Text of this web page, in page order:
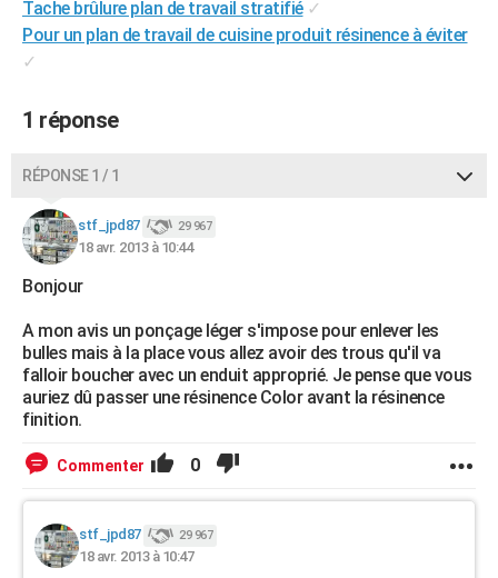
S'inscrire
Se connecter
Lycées
Collèges
Primaires
Universités
Entreprises
Service militaire
Avis de recherche
FORUM
Bricolage
Lifestyle
Culture
SportAuto
Television
Voyage
Cinema
Tache brûlure plan de travail stratifié ✓
Pour un plan de travail de cuisine produit résinence à éviter
✓
1 réponse
RÉPONSE 1 / 1
stf_jpd87 29 967
18 avr. 2013 à 10:44
Bonjour
A mon avis un ponçage léger s'impose pour enlever les
bulles mais à la place vous allez avoir des trous qu'il va
falloir boucher avec un enduit approprié. Je pense que vous
auriez dû passer une résinence Color avant la résinence
finition.
Commenter 0
stf_jpd87 29 967
18 avr. 2013 à 10:47